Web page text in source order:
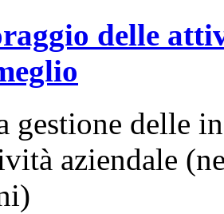
delle
gestione delle
aziendale